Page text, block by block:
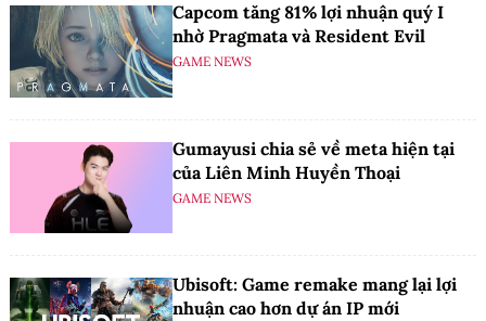
Capcom tăng 81% lợi nhuận quý I
nhờ Pragmata và Resident Evil
GAME NEWS
Gumayusi chia sẻ về meta hiện tại
của Liên Minh Huyền Thoại
GAME NEWS
Ubisoft: Game remake mang lại lợi
nhuận cao hơn dự án IP mới